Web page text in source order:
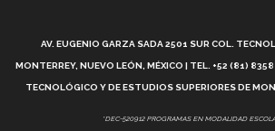
¿Cómo es el Modelo
Vida Tec: Feminismo e
AV. EUGENIO GARZA SADA 2501 SUR COL.
MONTERREY, NUEVO LEÓN, MÉXICO | TEL. +52 (81)
TECNOLÓGICO Y DE ESTUDIOS SUPERIORES DE
*DEC-520912 PROGRAMAS EN MODALIDAD